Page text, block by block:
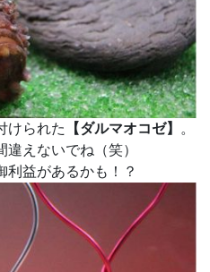
けられた 【ダルマオコゼ】
。
えないでね（笑）
利益があるかも！？